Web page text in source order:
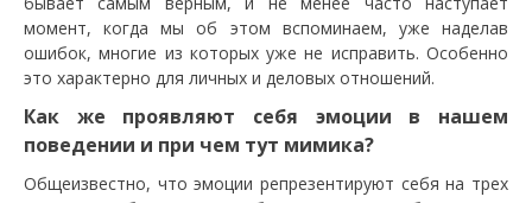
момент, когда мы об этом вспоминаем, уже наделав
ошибок, многие из которых уже не исправить. Особенно
это характерно для личных и деловых отношений.
Как же проявляют себя эмоции в нашем
поведении и при чем тут мимика?
Общеизвестно, что эмоции репрезентируют себя на трех